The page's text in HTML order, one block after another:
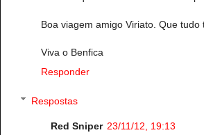
Boa viagem amigo Viriato. Que
Viva o Benfica
Responder
Respostas
Red Sniper 23/11/12, 19:13